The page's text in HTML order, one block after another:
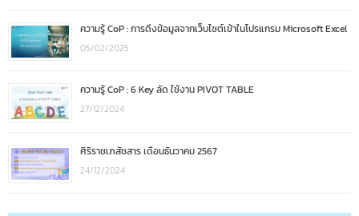
ความรู้ CoP : การดึงข้อมูลจากเว็บไซต์เข้าในโปรแกรม Microsoft Excel
05/02/2025
ความรู้ CoP : 6 Key ลัด ใช้งาน PIVOT TABLE
27/12/2024
ศิริราชเภสัชสาร เดือนธันวาคม 2567
24/12/2024